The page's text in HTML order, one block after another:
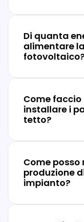
Di quanta
alimentare
Come faccio
installare i
tetto?
Come
produzione
impianto?